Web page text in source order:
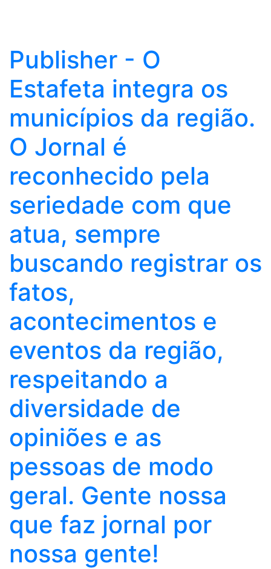
Publisher - O
Estafeta integra os
municípios da região.
O Jornal é
reconhecido pela
seriedade com que
atua, sempre
buscando registrar os
fatos,
acontecimentos e
eventos da região,
respeitando a
diversidade de
opiniões e as
pessoas de modo
geral. Gente nossa
que faz jornal por
nossa gente!